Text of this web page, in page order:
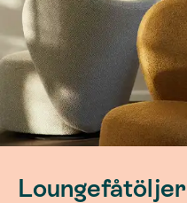
Loungefåtöljer